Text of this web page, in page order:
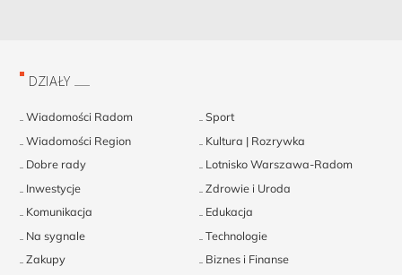
DZIAŁY
Wiadomości Radom
Sport
Wiadomości Region
Kultura | Rozrywka
Dobre rady
Lotnisko Warszawa-Radom
Inwestycje
Zdrowie i Uroda
Komunikacja
Edukacja
Na sygnale
Technologie
Zakupy
Biznes i Finanse